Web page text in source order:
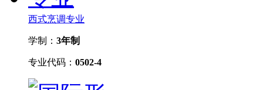
西式烹调专业
学制： 3年制
专业代码： 0502-4